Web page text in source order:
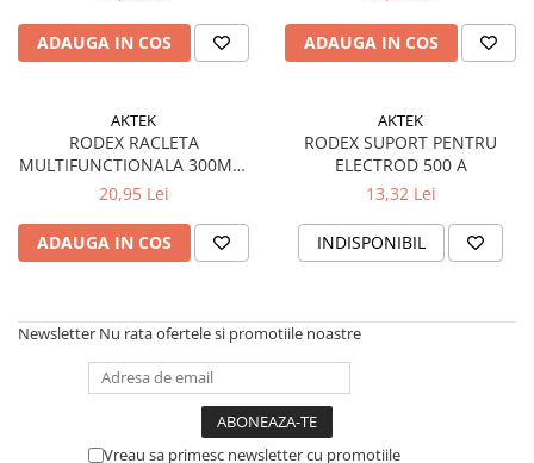
Dibluri pentru lemn
Dibluri pentru termoizolatii
Suruburi pentru gips-carton
Suruburi pentru lemn
Suruburi autoforante
Suruburi pentru tabla
Cuie
Cuie constructii
Finisaje si amenajari interioare
Gips carton, profile si accesorii
ADAUGA IN COS ADAUGA IN COS
AKTEK
RODEX RACLETA
MULTIFUNCTIONALA 300MM
(MAKK300) (10/100)
20,95 Lei
ADAUGA IN COS
AKTEK
RODEX SUPORT PENTRU
ELECTROD 500 A
13,32 Lei
INDISPONIBIL
Newsletter Nu rata ofertele si promotiile noastre
Vreau sa primesc newsletter cu promotiile